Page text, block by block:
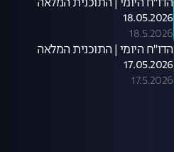
הדו"ח היומי | התוכנית המלאה
18.05.2026
18.5.2026
הדו"ח היומי | התוכנית המלאה
17.05.2026
17.5.2026